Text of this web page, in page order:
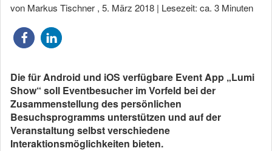
von Markus Tischner , 5. März 2018 | Lesezeit: ca. 3 Minuten
Die für Android und iOS verfügbare Event App „Lumi
Show“ soll Eventbesucher im Vorfeld bei der
Zusammenstellung des persönlichen
Besuchsprogramms unterstützen und auf der
Veranstaltung selbst verschiedene
Interaktionsmöglichkeiten bieten.